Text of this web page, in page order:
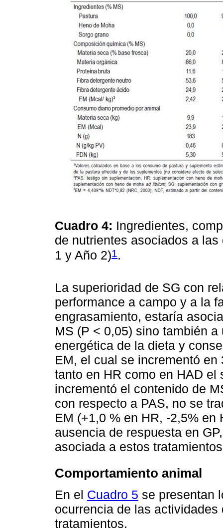
Cuadro 4: Ingredientes,
de nutrientes asociados a
1 y Año 2)1.
La superioridad de SG con
performance a campo y a la
engrasamiento, estaría
MS (P < 0,05) sino también
energética de la dieta y
EM, el cual se incrementó en
tanto en HR como en HAD
incrementó el contenido de
con respecto a PAS, no se
EM (+1,0 % en HR, -2,5% en
ausencia de respuesta en
asociada a estos
Comportamiento animal
En el Cuadro 5 se presentan
ocurrencia de las
tratamientos.